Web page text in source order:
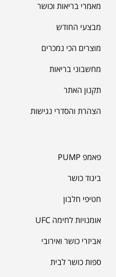
מאמרי בריאות וכושר
מבצעי החודש
מוצרים הכי נמכרים
מחשבוני בריאות
תקנון האתר
הצהרת והסדרי נגישות
פאמפ PUMP
ביגוד כושר
חטיפי חלבון
אומנויות לחימה UFC
אביזרי כושר ואירובי
ספות כושר לבית